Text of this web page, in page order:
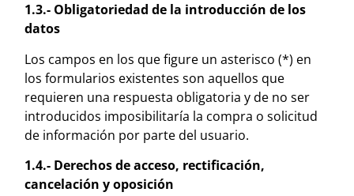
1.3.- Obligatoriedad de la introducción de los
datos
Los campos en los que figure un asterisco (*) en
los formularios existentes son aquellos que
requieren una respuesta obligatoria y de no ser
introducidos imposibilitaría la compra o solicitud
de información por parte del usuario.
1.4.- Derechos de acceso, rectificación,
cancelación y oposición